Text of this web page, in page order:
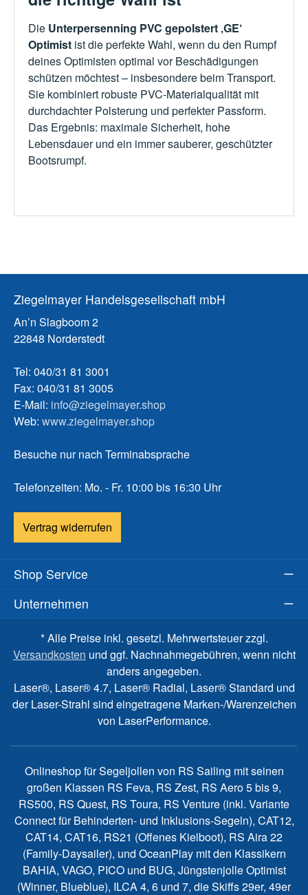
Die Unterpersenning PVC gepolstert ‚GE‘
Optimist ist die perfekte Wahl, wenn du den Rumpf
deines Optimisten optimal vor Beschädigungen
schützen möchtest – insbesondere beim Transport.
Sie kombiniert robuste PVC-Materialqualität mit
durchdachter Polsterung und perfekter Passform.
Das Ergebnis: maximale Sicherheit, hohe
Lebensdauer und ein immer sauberer, geschützter
Bootsrumpf.
Ziegelmayer Handelsgesellschaft mbH
An’n Slagboom 2
22848 Norderstedt
Tel: 040/31 81 3001
Fax: 040/31 81 3005
E-Mail: info@ziegelmayer.shop
Web: www.ziegelmayer.shop
Besuche nur nach Terminabsprache
Telefonzeiten: Mo. - Fr. 10:00 bis 16:30 Uhr
Vertrag widerrufen
Shop Service
Unternehmen
* Alle Preise inkl. gesetzl. Mehrwertsteuer zzgl.
Versandkosten und ggf. Nachnahmegebühren, wenn nicht
anders angegeben.
Laser®, Laser® 4.7, Laser® Radial, Laser® Standard und
der Laser-Strahl sind eingetragene Marken-/Warenzeichen
von LaserPerformance.
Onlineshop für Segeljollen von RS Sailing mit seinen
großen Klassen RS Feva, RS Zest, RS Aero 5 bis 9,
RS500, RS Quest, RS Toura, RS Venture (inkl. Variante
Connect für Behinderten- und Inklusions-Segeln), CAT12,
CAT14, CAT16, RS21 (Offenes Kielboot), RS Aira 22
(Family-Daysailer), und OceanPlay mit den Klassikern
BAHIA, VAGO, PICO und BUG, Jüngstenjolle Optimist
(Winner, Blueblue), ILCA 4, 6 und 7, die Skiffs 29er, 49er